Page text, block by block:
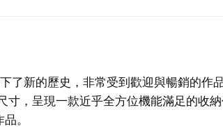
了新的歷史，非常受到歡迎與暢銷的作
，呈現一款近乎全方位機能滿足的收
。